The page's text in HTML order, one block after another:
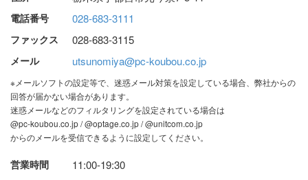
電話番号 028-683-3111
ファックス 028-683-3115
メール utsunomiya@pc-koubou.co.jp
※メールソフトの設定等で、迷惑メール対策を設定している場合、弊社からの
回答が届かない場合があります。
迷惑メールなどのフィルタリングを設定されている場合は
@pc-koubou.co.jp / @optage.co.jp / @unitcom.co.jp
からのメールを受信できるように設定してください。
営業時間 11:00-19:30